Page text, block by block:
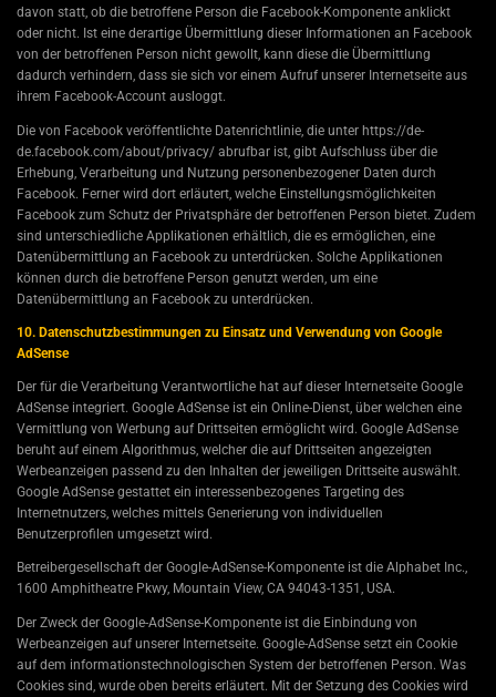
davon statt, ob die betroffene Person die Facebook-Komponente anklickt
oder nicht. Ist eine derartige Übermittlung dieser Informationen an Facebook
von der betroffenen Person nicht gewollt, kann diese die Übermittlung
dadurch verhindern, dass sie sich vor einem Aufruf unserer Internetseite aus
ihrem Facebook-Account ausloggt.
Die von Facebook veröffentlichte Datenrichtlinie, die unter https://de-
de.facebook.com/about/privacy/ abrufbar ist, gibt Aufschluss über die
Erhebung, Verarbeitung und Nutzung personenbezogener Daten durch
Facebook. Ferner wird dort erläutert, welche Einstellungsmöglichkeiten
Facebook zum Schutz der Privatsphäre der betroffenen Person bietet. Zudem
sind unterschiedliche Applikationen erhältlich, die es ermöglichen, eine
Datenübermittlung an Facebook zu unterdrücken. Solche Applikationen
können durch die betroffene Person genutzt werden, um eine
Datenübermittlung an Facebook zu unterdrücken.
10. Datenschutzbestimmungen zu Einsatz und Verwendung von Google
AdSense
Der für die Verarbeitung Verantwortliche hat auf dieser Internetseite Google
AdSense integriert. Google AdSense ist ein Online-Dienst, über welchen eine
Vermittlung von Werbung auf Drittseiten ermöglicht wird. Google AdSense
beruht auf einem Algorithmus, welcher die auf Drittseiten angezeigten
Werbeanzeigen passend zu den Inhalten der jeweiligen Drittseite auswählt.
Google AdSense gestattet ein interessenbezogenes Targeting des
Internetnutzers, welches mittels Generierung von individuellen
Benutzerprofilen umgesetzt wird.
Betreibergesellschaft der Google-AdSense-Komponente ist die Alphabet Inc.,
1600 Amphitheatre Pkwy, Mountain View, CA 94043-1351, USA.
Der Zweck der Google-AdSense-Komponente ist die Einbindung von
Werbeanzeigen auf unserer Internetseite. Google-AdSense setzt ein Cookie
auf dem informationstechnologischen System der betroffenen Person. Was
Cookies sind, wurde oben bereits erläutert. Mit der Setzung des Cookies wird